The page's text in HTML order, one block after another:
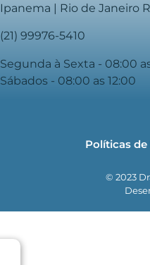
Ipanema | Rio de Janeiro
(21) 99976-5410
Segunda à Sexta - 08:00
Sábados - 08:00 as 12:00
Políticas
© 2023